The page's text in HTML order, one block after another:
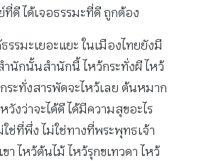
ที่ดี ได้เจอธรรมะที่ดี ถูกต้อง
รรมะเยอะแยะ ในเมืองไทยยังมี
ำนักนั้นสำนักนี้ ไหว้กระทั่งผี ไหว้
ระทั่งสารพัดจะไหว้เลย ต้นหมาก
วังว่าจะได้ดี ได้มีความสุขอะไร
ช่ที่พึ่ง ไม่ใช่ทางที่พระพุทธเจ้า
า ไหว้ต้นไม้ ไหว้รุกขเทวดา ไหว้